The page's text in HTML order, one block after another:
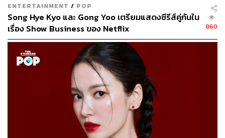
ENTERTAINMENT / POP
Song Hye Kyo และ Gong Yoo เตรียมแสดงซีรีส์คู่กันใน
เรื่อง Show Business ของ Netflix
860